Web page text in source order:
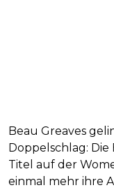
Beau Greaves
Doppelschlag:
Titel auf der
einmal mehr ihre